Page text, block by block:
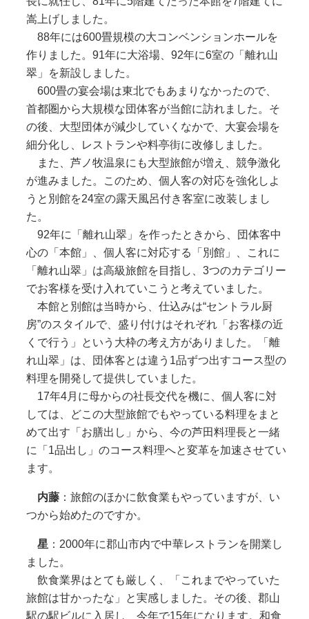
嵩上げしました。
88年には600畳規模の大コンベンションホールを
作りました。91年に大浴場、92年に6室の「離れ山
翠」を新設しました。
600畳の宴会場は東北でもあまりなかったので、
首都圏から大規模な団体客が当館に訪れました。そ
の後、大型団体が減少していくなかで、大宴会場を
細分化し、レストランや料亭街に改修しました。
また、芦ノ牧温泉にも大型旅館が増え、競争激化
が進みました。このため、個人客の対応を強化しよ
うと別館を24室の露天風呂付き客室に改装しまし
た。
92年に「離れ山翠」を作ったときから、団体客中
心の「本館」、個人客に対応する「別館」、これに
「離れ山翠」は高級旅館を目指し、3つのカテゴリー
でお客様を受け入れていこうと考えていました。
本館と別館は当時から、仕込みは“セントラル厨
房”のスタイルで、盛り付けはそれぞれ「お客様の近
くで行う」という大枠の考え方がありました。「離
れ山翠」は、団体客とは違う1品ずつ出すコース型の
料理を開発して提供していました。
17年4月に母からの社長交代を機に、個人客に対
しては、どこの大型旅館でもやっている料理をまと
めて出す「お膳出し」から、今の芦田料理長と一緒
に「1品出し」のコース料理へと変革を加速させてい
ます。
内藤：旅館のほかに飲食業もやっていますが、い
つから始めたのですか。
星：2000年に郡山市内で中華レストランを開業し
ました。
飲食業界はとても厳しく、「これまでやっていた
旅館は甘かったな」と実感しました。その後、郡山
駅の駅ビルに入居し、今年で15年になります。和食